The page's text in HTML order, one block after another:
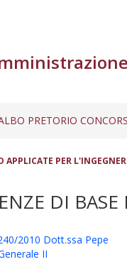
PRETORIO
APPLICATE PER
DI
2010 Dott.ssa Pepe
II